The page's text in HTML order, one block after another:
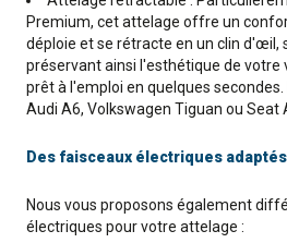
Premium, cet attelage offre un
déploie et se rétracte en un clin d'œil,
préservant ainsi l'esthétique de votre
prêt à l'emploi en quelques
Audi A6, Volkswagen Tiguan ou Seat
Des faisceaux électriques
Nous vous proposons également
électriques pour votre attelage :